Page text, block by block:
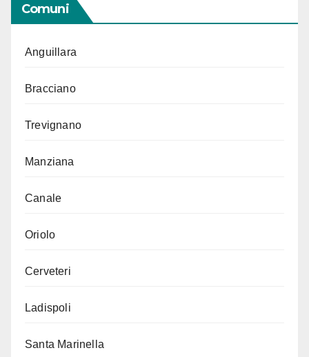
Comuni
Anguillara
Bracciano
Trevignano
Manziana
Canale
Oriolo
Cerveteri
Ladispoli
Santa Marinella